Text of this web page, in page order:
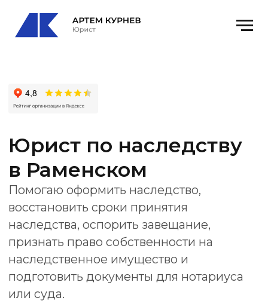
Юрист по наследству
восстановить сроки принятия
признать право собственности на
наследственное имущество и
подготовить документы для нотариуса
или суда.
: Раменское, Северное ш., 16Б, офис
2
email: kurnevartem@ya.ru
Получить консультацию